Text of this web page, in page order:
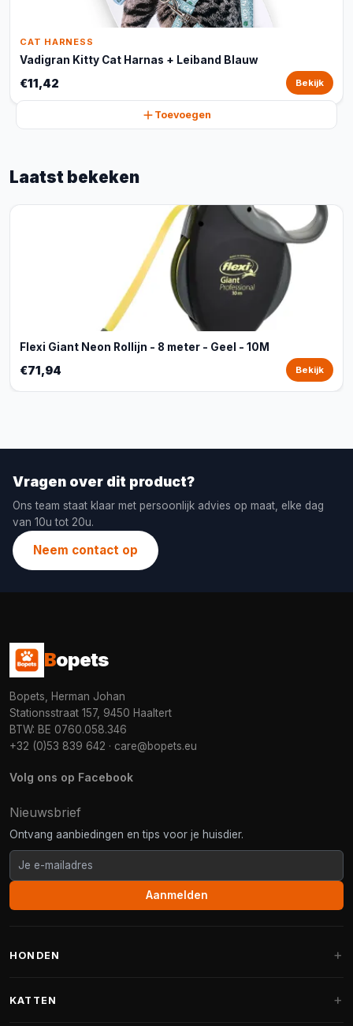
CAT HARNESS
Vadigran Kitty Cat Harnas + Leiband Blauw
€11,42 Bekijk
Toevoegen
Laatst bekeken
Flexi Giant Neon Rollijn - 8 meter - Geel - 10M
€71,94 Bekijk
Vragen over dit product?
Ons team staat klaar met persoonlijk advies op maat, elke dag
van 10u tot 20u.
Neem contact op
Bopets
Bopets, Herman Johan
Stationsstraat 157, 9450 Haaltert
BTW: BE 0760.058.346
+32 (0)53 839 642 · care@bopets.eu
Volg ons op Facebook
Nieuwsbrief
Ontvang aanbiedingen en tips voor je huisdier.
Aanmelden
HONDEN
KATTEN